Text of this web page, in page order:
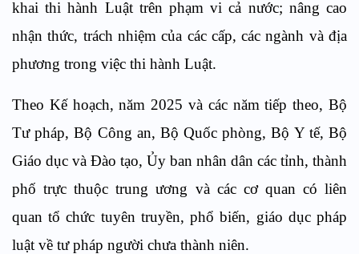
khai thi hành Luật trên phạm vi cả nước; nâng cao
nhận thức, trách nhiệm của các cấp, các ngành và địa
phương trong việc thi hành Luật.
Theo Kế hoạch, năm 2025 và các năm tiếp theo, Bộ
Tư pháp, Bộ Công an, Bộ Quốc phòng, Bộ Y tế, Bộ
Giáo dục và Đào tạo, Ủy ban nhân dân các tỉnh, thành
phố trực thuộc trung ương và các cơ quan có liên
quan tổ chức tuyên truyền, phổ biến, giáo dục pháp
luật về tư pháp người chưa thành niên.